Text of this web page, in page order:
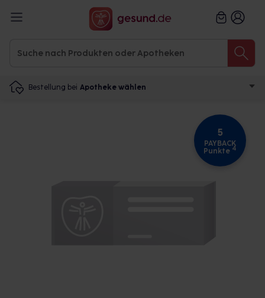
Bestellung bei Apotheke wählen
5
PAYBACK
Punkte 4